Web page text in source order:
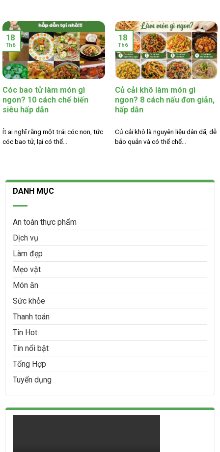
Cóc bao tử làm món gì
ngon? 10 cách chế biến
siêu hấp dẫn
Ít ai nghĩ rằng một trái cóc non, tức
cóc bao tử, lại có thể...
18
Th6
Củ cải khô làm món gì
ngon? 8 cách nấu đơn giản,
hấp dẫn
Củ cải khô là nguyên liệu dân dã, dễ
bảo quản và có thể chế...
18
Th6
DANH MỤC
An toàn thực phẩm
Dịch vụ
Làm đẹp
Mẹo vặt
Món ăn
Sức khỏe
Thanh toán
Tin Hot
Tin nổi bật
Tổng Hợp
Tuyển dụng